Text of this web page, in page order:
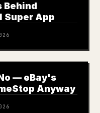
Behind
Super App
— eBay's
Anyway